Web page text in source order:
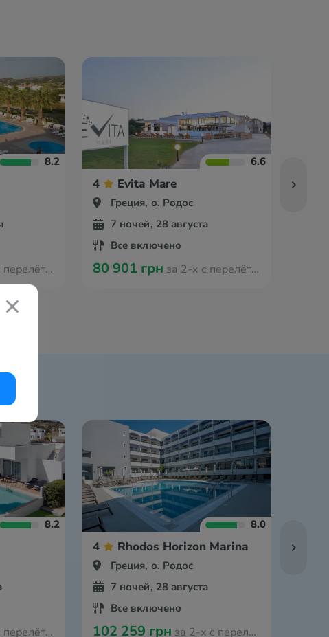
8.2
из Кракова
6.6
4 Evita Mare
Греция, о. Родос
7 ночей, 28 августа
Все включено
80 901 грн за 2-х с перелётом из Кракова
8.2
из Кракова
8.0
4 Rhodos Horizon Marina
Греция, о. Родос
7 ночей, 28 августа
Все включено
102 259 грн за 2-х с перелётом из Кракова